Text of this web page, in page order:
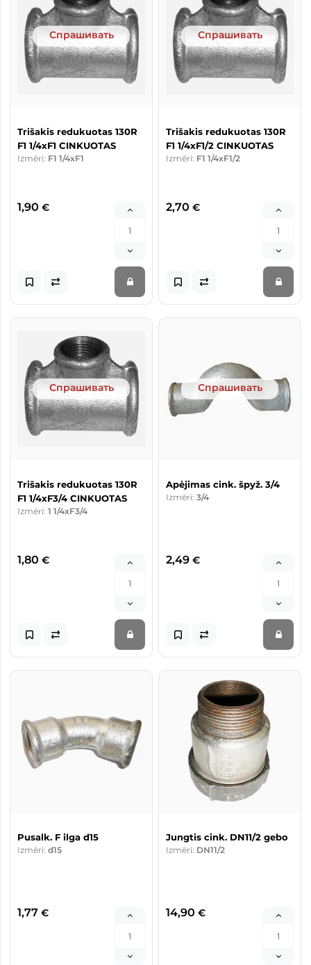
Спрашивать
Trišakis redukuotas 130R
F1 1/4xF1 CINKUOTAS
Izmēri: F1 1/4xF1
1,90 €
Спрашивать
Trišakis redukuotas 130R
F1 1/4xF1/2 CINKUOTAS
Izmēri: F1 1/4xF1/2
2,70 €
Спрашивать
Trišakis redukuotas 130R
F1 1/4xF3/4 CINKUOTAS
Izmēri: 1 1/4xF3/4
1,80 €
Спрашивать
Apėjimas cink. špyž. 3/4
Izmēri: 3/4
2,49 €
Pusalk. F ilga d15
Izmēri: d15
1,77 €
Jungtis cink. DN11/2 gebo
Izmēri: DN11/2
14,90 €